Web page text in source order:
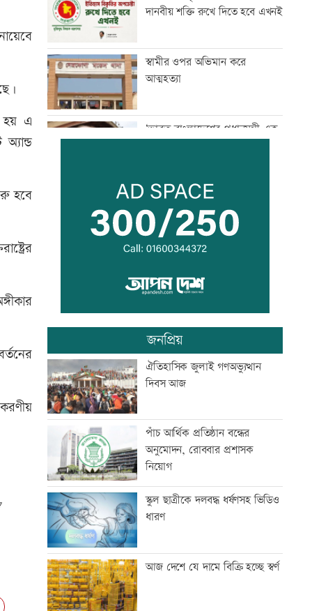
হয় এ
হবে
দানবীয় শক্তি রুখে দিতে হবে এখনই
স্বামীর ওপর অভিমান করে
আত্মহত্যা
‘ভারত-বাংলাদেশের প্রধানমন্ত্রী এক
জামায়াত জোটের রাষ্ট্রপতি প্রার্থী
অলি আহমদ
আটকে থাকা বিমানের উড়োজাহাজ
মাতারবাড়ি কয়লা বিদ্যুৎকেন্দ্র ঘুরে
দেখলেন প্রধানমন্ত্রী
মহাস্থানগড়ে নির্মাণকাজে স্থিতাবস্থা,
সভা
জনপ্রিয়
ঐতিহাসিক জুলাই গণঅভ্যুত্থান
দিবস আজ
পাঁচ আর্থিক প্রতিষ্ঠান বন্ধের
অনুমোদন, রোববার প্রশাসক
নিয়োগ
স্কুল ছাত্রীকে দলবদ্ধ ধর্ষণসহ ভিডিও
ধারণ
আজ দেশে যে দামে বিক্রি হচ্ছে স্বর্ণ